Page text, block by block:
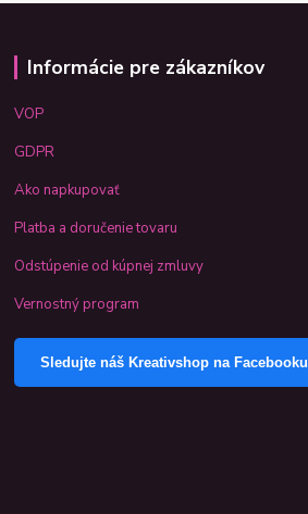
Informácie pre zákazníkov
VOP
GDPR
Ako napkupovať
Platba a doručenie tovaru
Odstúpenie od kúpnej zmluvy
Vernostný program
Sledujte náš Kreativshop na Facebooku